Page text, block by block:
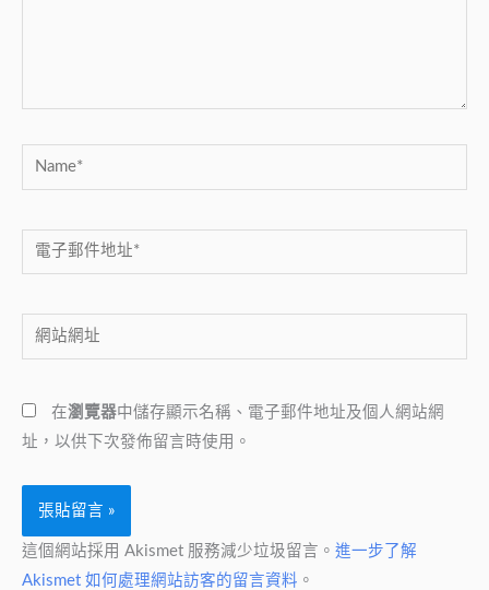
Name*
電
子
件
地
*
網
站
址
在瀏覽器中儲存顯示名稱、電子郵件地址及個人網站網
址，以供下次發佈留言時使用。
這個網站採用 Akismet 服務減少垃圾留言。 進一步了解
Akismet 如何處理網站訪客的留言資料 。